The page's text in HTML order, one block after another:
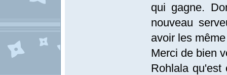
qui gagne.
nouveau
avoir les
Merci de bien
Rohlala